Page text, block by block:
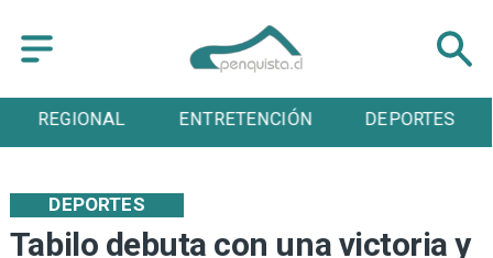
ENTRETENCIÓN DEPORTES CULTURA
Tabilo debuta con una victoria y
DEPORTES